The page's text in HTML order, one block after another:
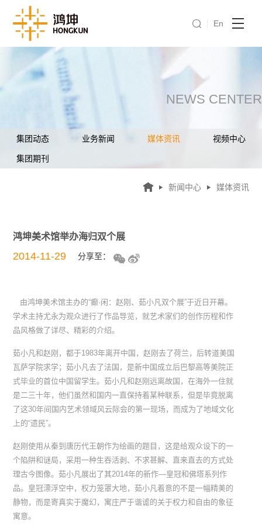
En
NEWS CENTER
集团动态 业务新闻 媒体资讯 视频中心
集团期刊
新闻中心 媒体资讯
鸿坤美术馆举办海归双个展
2014-11-29 分享至：
由鸿坤美术馆主办的“癫·闲：赵刚、茹小凡双个展”于近日开幕。
学术主持尤永为观众进行了作品导览，就艺术家们的创作历程和作
品风格做了详尽、精彩的介绍。
茹小凡和赵刚，都于1983年离开中国，赵刚去了荷兰，后转道美国
瓦萨学院求学；茹小凡去了法国，是新中国成立后巴黎高等美院正
式毕业的首位中国留学生。茹小凡和赵刚远离故国，在海外一住就
是二三十年，他们虽然和国内一直保持着某种联系，但是毕竟脱离
了这30年间国内艺术领域风云际会的第一现场，而成为了地域文化
上的“遗民”。
赵刚使用从秦到唐历代王朝作为绘画的题目，这是给观众设下的一
个陷阱和谜局，采用一种生吞活剥、不求甚解、直来直去的方式处
理古今图像。茹小凡展出了其2014年的新作—皇冠和佛塔系列作
品。皇冠漂浮空中，权力笼罩大地，茹小凡着意的不是一幅精美的
静物，而是寄真实于魔幻，寓庄严于谐谑的关于权力和自由的象征
寓意。